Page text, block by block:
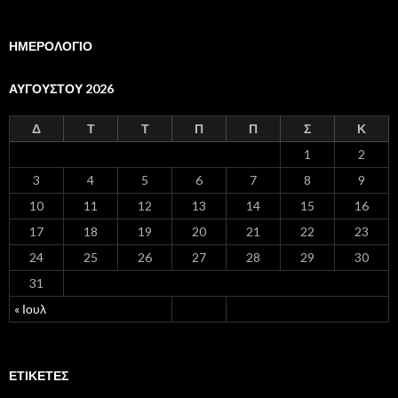
ΗΜΕΡΟΛΟΓΙΟ
ΑΥΓΟΎΣΤΟΥ 2026
Δ Τ Τ Π Π Σ Κ
« Ιουλ
1
2
3
4 5 6 7 8
9
10
11 12 13 14 15
16
17
18 19 20 21 22
23
24
25 26 27 28 29
30
31
ΕΤΙΚΈΤΕΣ